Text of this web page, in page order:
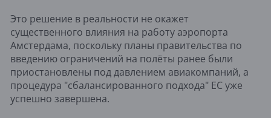
Это решение в реальности не окажет
существенного влияния на работу аэропорта
Амстердама, поскольку планы правительства по
введению ограничений на полёты ранее были
приостановлены под давлением авиакомпаний, а
процедура "сбалансированного подхода" ЕС уже
успешно завершена.